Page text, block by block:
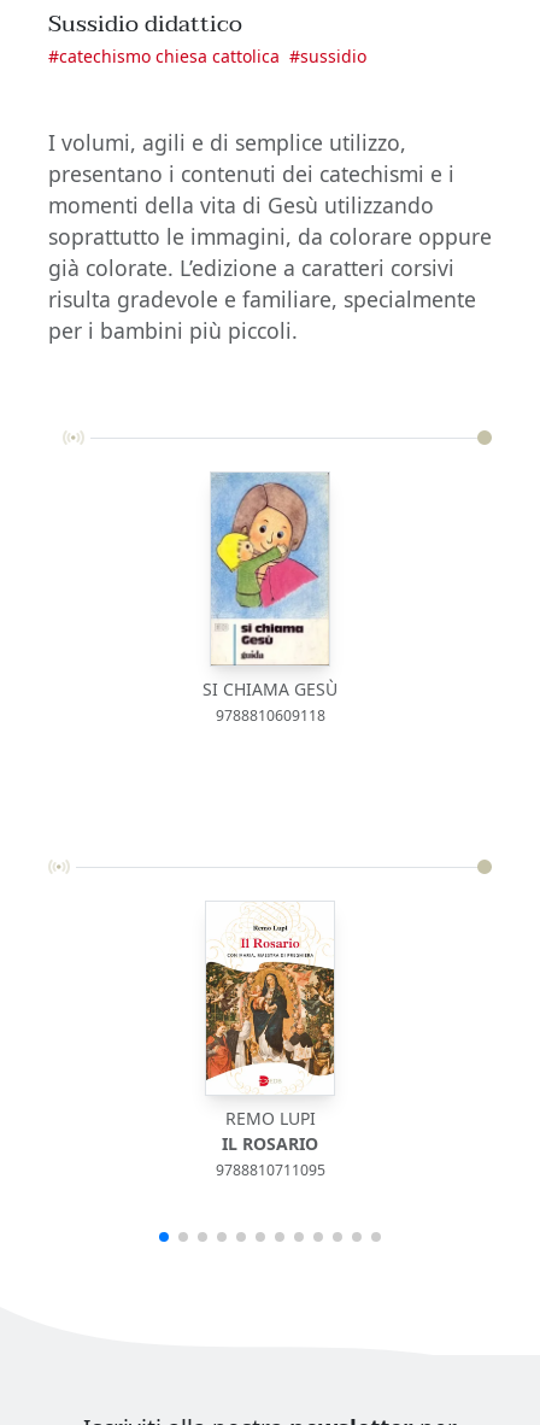
Sussidio didattico
#catechismo chiesa cattolica #sussidio
I volumi, agili e di semplice utilizzo,
presentano i contenuti dei catechismi e i
momenti della vita di Gesù utilizzando
soprattutto le immagini, da colorare oppure
già colorate. L’edizione a caratteri corsivi
risulta gradevole e familiare, specialmente
per i bambini più piccoli.
SI CHIAMA GESÙ
9788810609118
REMO LUPI
IL ROSARIO
9788810711095